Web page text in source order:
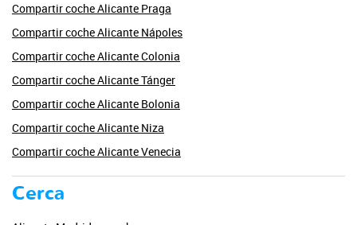
Compartir coche Alicante Praga
Compartir coche Alicante Nápoles
Compartir coche Alicante Colonia
Compartir coche Alicante Tánger
Compartir coche Alicante Bolonia
Compartir coche Alicante Niza
Compartir coche Alicante Venecia
Cerca